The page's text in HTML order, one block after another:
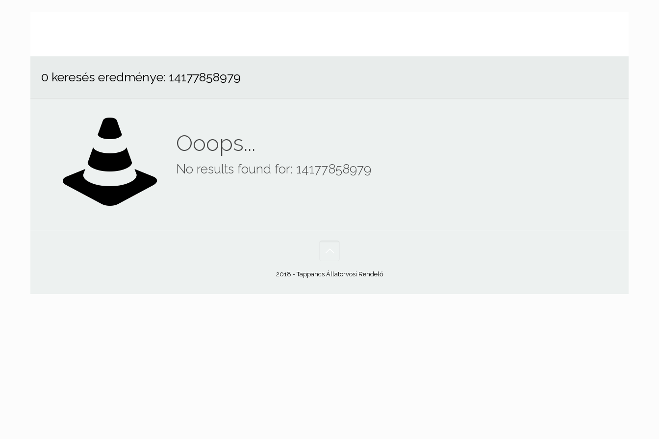
0 keresés eredménye: 14177858979
Ooops...
No results found for: 14177858979
2018 - Tappancs Állatorvosi Rendelő